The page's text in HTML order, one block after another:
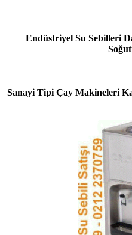
Endüstriyel Su Sebilleri
Sanayi Tipi Çay Makineleri